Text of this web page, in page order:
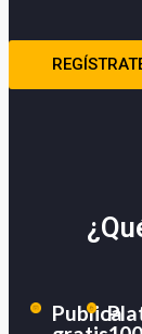
Publica